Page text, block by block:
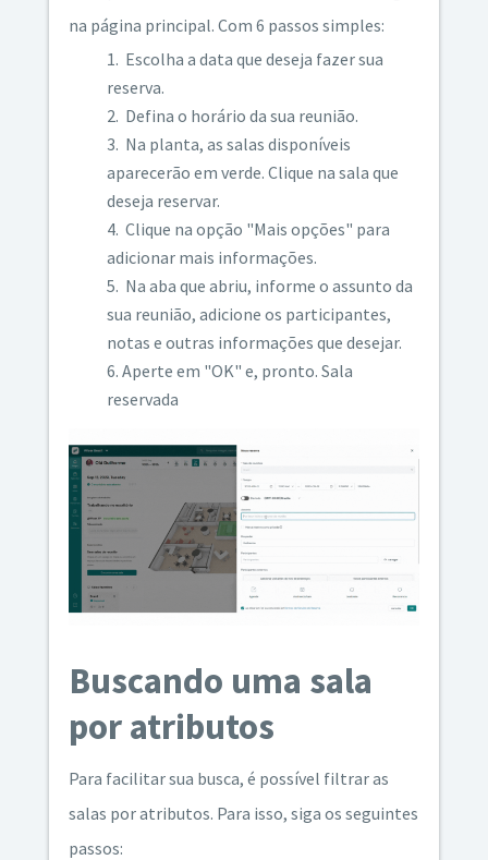
na página principal. Com 6 passos simples:
Escolha a data que deseja fazer sua
reserva.
Defina o horário da sua reunião.
Na planta, as salas disponíveis
aparecerão em verde. Clique na sala que
deseja reservar.
Clique na opção "Mais opções" para
adicionar mais informações.
Na aba que abriu, informe o assunto da
sua reunião, adicione os participantes,
notas e outras informações que desejar.
Aperte em "OK" e, pronto. Sala
reservada
Buscando uma sala
por atributos
Para facilitar sua busca, é possível filtrar as
salas por atributos. Para isso, siga os seguintes
passos: